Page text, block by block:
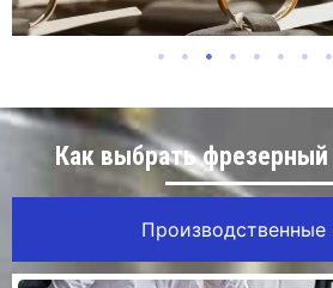
Как выбрать